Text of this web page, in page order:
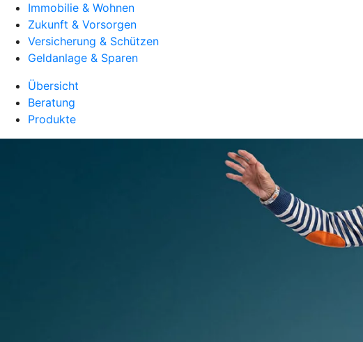
Immobilie & Wohnen
Zukunft & Vorsorgen
Versicherung & Schützen
Geldanlage & Sparen
Übersicht
Beratung
Produkte